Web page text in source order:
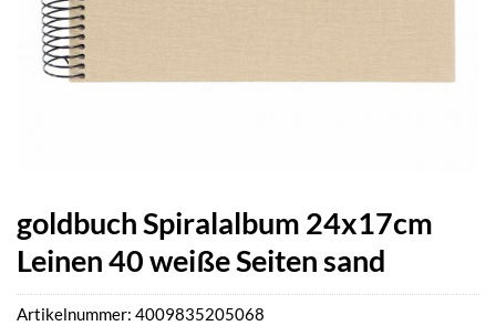
goldbuch Spiralalbum 24x17cm
Leinen 40 weiße Seiten sand
Artikelnummer: 4009835205068